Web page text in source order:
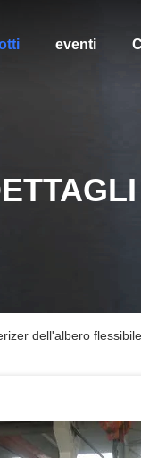
eventi
dell'albero